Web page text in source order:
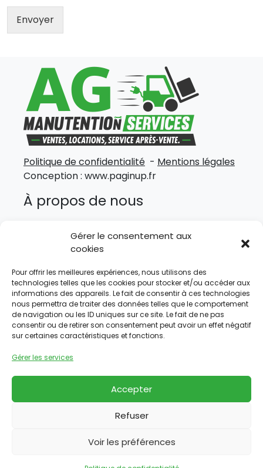
Gérer le consentement aux
cookies
Pour offrir les meilleures expériences, nous utilisons des
technologies telles que les cookies pour stocker et/ou accéder aux
informations des appareils. Le fait de consentir à ces technologies
nous permettra de traiter des données telles que le comportement
de navigation ou les ID uniques sur ce site. Le fait de ne pas
consentir ou de retirer son consentement peut avoir un effet négatif
sur certaines caractéristiques et fonctions.
Gérer les services
Accepter
Refuser
Voir les préférences
Envoyer
Politique de confidentialité - Mentions légales
Conception : www.paginup.fr
À propos de nous
Services vous accompagne dans tous vos
projets d’acquisition, de location ou d’entretien
de matériel de manutention.
Plan du site
Accueil
Notre entreprise
Nos solutions
Nos services